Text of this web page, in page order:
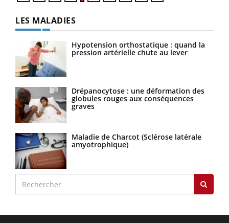
LES MALADIES
Hypotension orthostatique : quand la
pression artérielle chute au lever
Drépanocytose : une déformation des
globules rouges aux conséquences
graves
Maladie de Charcot (Sclérose latérale
amyotrophique)